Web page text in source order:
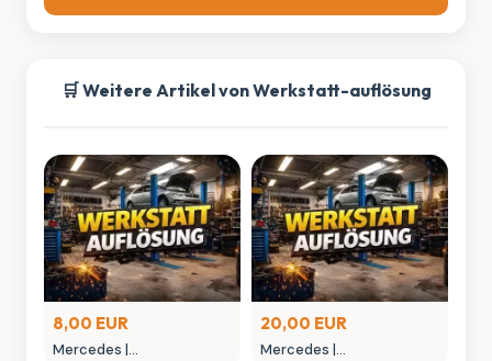
🛒 Weitere Artikel von Werkstatt-auflösung
8,00 EUR
Mercedes |
20,00 EUR
Mercedes |